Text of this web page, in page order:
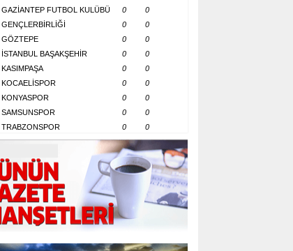
GAZİANTEP FUTBOL KULÜBÜ 0
0
GENÇLERBİRLİĞİ 0
0
GÖZTEPE 0
0
İSTANBUL BAŞAKŞEHİR 0
0
KASIMPAŞA 0
0
KOCAELİSPOR 0
0
KONYASPOR 0
0
SAMSUNSPOR 0
0
TRABZONSPOR 0 0